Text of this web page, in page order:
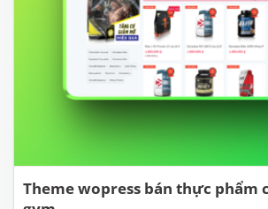
Theme wopress bán thực phẩm